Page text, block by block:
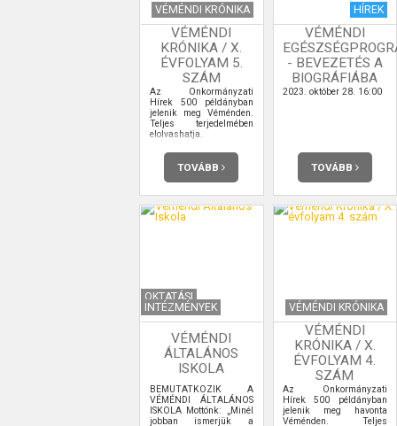
VÉMÉNDI KRÓNIKA
VÉMÉNDI
KRÓNIKA / X.
ÉVFOLYAM 5.
SZÁM
Az Önkormányzati
Hírek 500 példányban
jelenik meg Véménden.
Teljes terjedelmében
elolvashatja.
TOVÁBB
HÍREK
VÉMÉNDI
- BEVEZETÉS A
BIOGRÁFIÁBA
2023. október 28. 16:00
TOVÁBB
OKTATÁSI
INTÉZMÉNYEK
VÉMÉNDI
ÁLTALÁNOS
ISKOLA
BEMUTATKOZIK A
VÉMÉNDI ÁLTALÁNOS
ISKOLA Mottónk: „Minél
jobban ismerjük a
VÉMÉNDI KRÓNIKA
VÉMÉNDI
KRÓNIKA / X.
ÉVFOLYAM 4.
SZÁM
Az Önkormányzati
Hírek 500 példányban
jelenik meg havonta
Véménden. Teljes